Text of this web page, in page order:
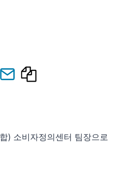
) 소비자정의센터 팀장으로